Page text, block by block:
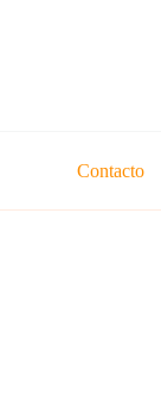
Contacto